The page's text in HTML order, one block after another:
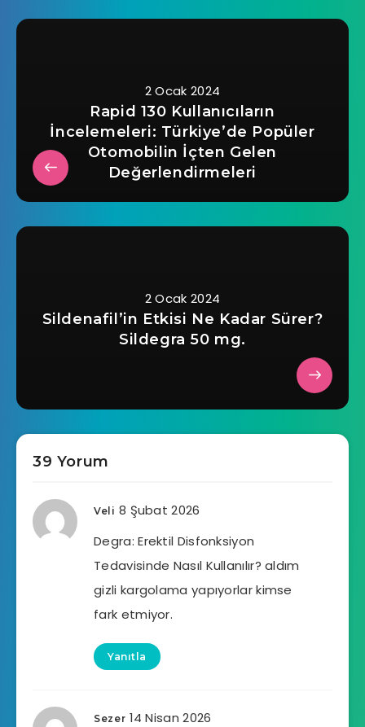
2 Ocak 2024
Rapid 130 Kullanıcıların
İncelemeleri: Türkiye’de Popüler
Otomobilin İçten Gelen
Değerlendirmeleri
2 Ocak 2024
Sildenafil’in Etkisi Ne Kadar Sürer?
Sildegra 50 mg.
39 Yorum
Veli 8 Şubat 2026
Degra: Erektil Disfonksiyon
Tedavisinde Nasıl Kullanılır? aldım
gizli kargolama yapıyorlar kimse
fark etmiyor.
Yanıtla
Sezer 14 Nisan 2026